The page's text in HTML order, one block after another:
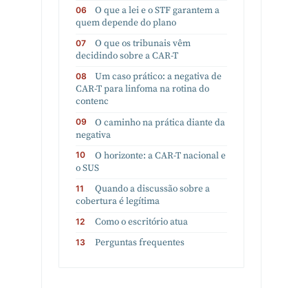
O que a lei e o STF garantem a
quem depende do plano
O que os tribunais vêm
decidindo sobre a CAR-T
Um caso prático: a negativa de
CAR-T para linfoma na rotina do
contenc
O caminho na prática diante da
negativa
O horizonte: a CAR-T nacional e
o SUS
Quando a discussão sobre a
cobertura é legítima
Como o escritório atua
Perguntas frequentes